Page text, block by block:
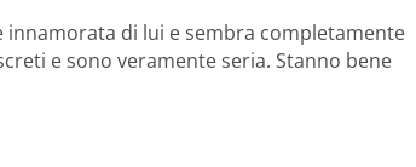
innamorata di lui e sembra completamente
e sono veramente seria. Stanno bene